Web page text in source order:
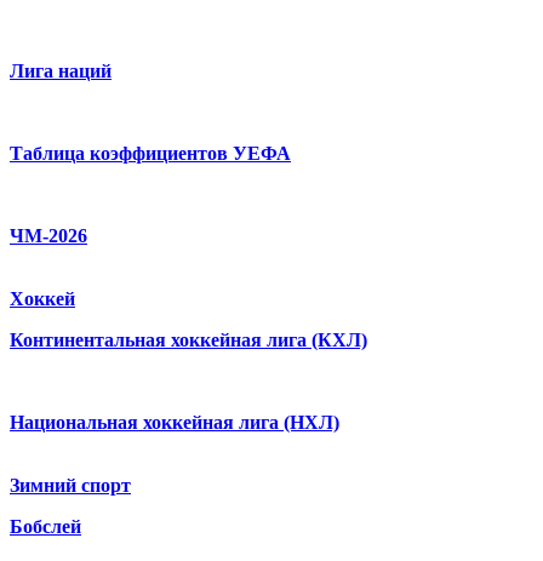
Лига наций
Таблица коэффициентов УЕФА
ЧМ-2026
Хоккей
Континентальная хоккейная лига (КХЛ)
Национальная хоккейная лига (НХЛ)
Зимний спорт
Бобслей